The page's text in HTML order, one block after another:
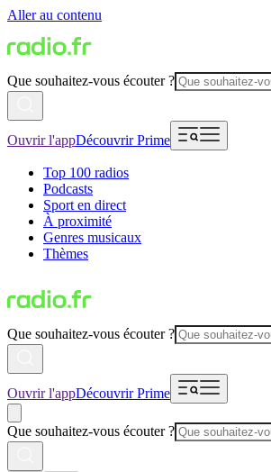
Aller au contenu
Que souhaitez-vous écouter ?
Ouvrir l'appDécouvrir Prime
Top 100 radios
Podcasts
Sport en direct
À proximité
Genres musicaux
Thèmes
Que souhaitez-vous écouter ?
Ouvrir l'appDécouvrir Prime
Que souhaitez-vous écouter ?